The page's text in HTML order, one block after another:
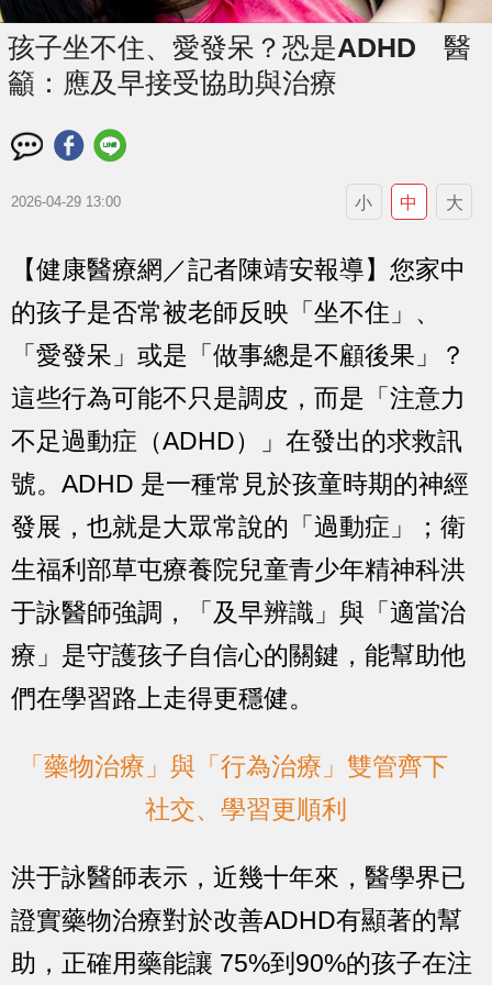
孩子坐不住、愛發呆？恐是ADHD 醫
籲：應及早接受協助與治療
2026-04-29 13:00 小 中 大
【健康醫療網／記者陳靖安報導】您家中
的孩子是否常被老師反映「坐不住」、
「愛發呆」或是「做事總是不顧後果」？
這些行為可能不只是調皮，而是「注意力
不足過動症（ADHD）」在發出的求救訊
號。ADHD 是一種常見於孩童時期的神經
發展，也就是大眾常說的「過動症」；衛
生福利部草屯療養院兒童青少年精神科洪
于詠醫師強調，「及早辨識」與「適當治
療」是守護孩子自信心的關鍵，能幫助他
們在學習路上走得更穩健。
「藥物治療」與「行為治療」雙管齊下
社交、學習更順利
洪于詠醫師表示，近幾十年來，醫學界已
證實藥物治療對於改善ADHD有顯著的幫
助，正確用藥能讓 75%到90%的孩子在注